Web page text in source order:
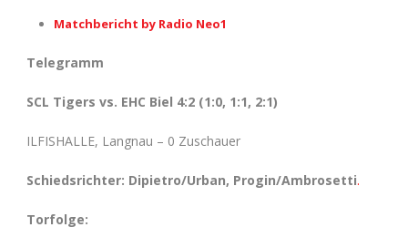
Matchbericht by Radio Neo1
Telegramm
SCL Tigers vs. EHC Biel 4:2 (1:0, 1:1, 2:1)
ILFISHALLE, Langnau – 0 Zuschauer
Schiedsrichter: Dipietro/Urban, Progin/Ambrosetti.
Torfolge: